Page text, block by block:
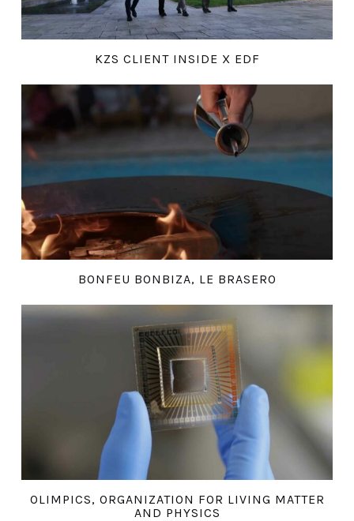
KZS CLIENT INSIDE X EDF
BONFEU BONBIZA, LE BRASERO
OLIMPICS, ORGANIZATION FOR LIVING MATTER
AND PHYSICS